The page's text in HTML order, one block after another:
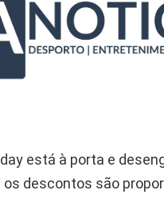
está à porta e
os descontos são